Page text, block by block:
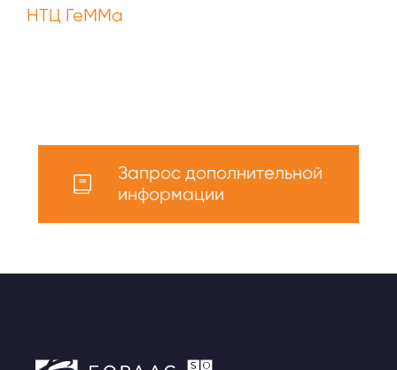
НТЦ ГеММа
Запрос дополнительной
информации